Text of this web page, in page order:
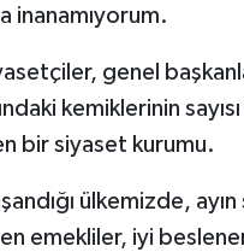
inanamıyorum.
genel
kemiklerinin
bir siyaset kurumu.
ülkemizde,
emekliler, iyi